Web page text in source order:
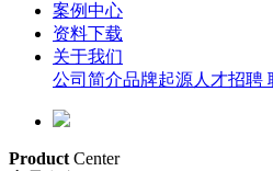
案例中心
资料下载
关于我们
公司简介品牌起源人才招聘
Product Center